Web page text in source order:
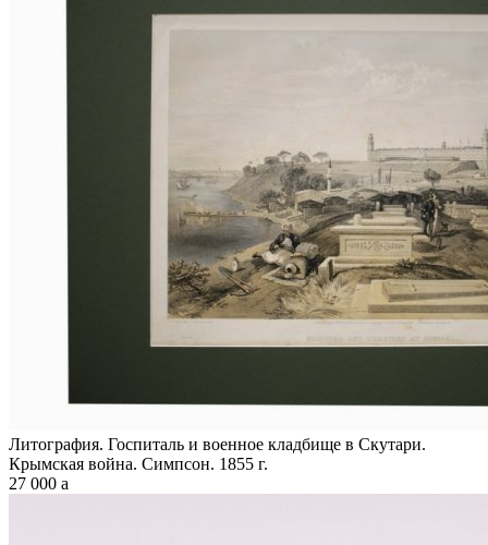
Литография. Госпиталь и военное кладбище в Скутари.
Крымская война. Симпсон. 1855 г.
27 000 a